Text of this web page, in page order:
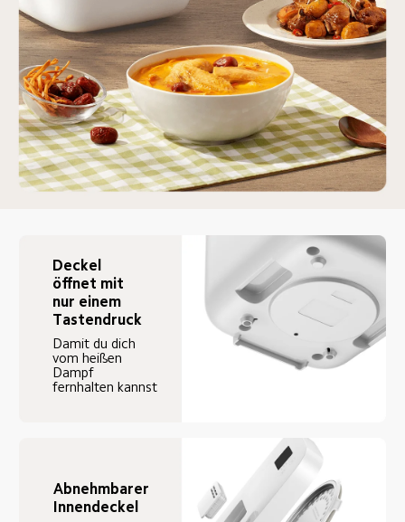
Deckel
öffnet mit
nur einem
Tastendruck
Damit du dich
vom heißen
Dampf
fernhalten kannst
Abnehmbarer
Innendeckel